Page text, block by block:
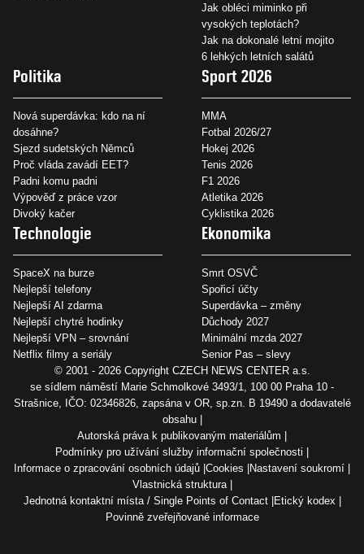
Jak obléci miminko při
vysokých teplotách?
Jak na dokonalé letní mojito
6 lehkých letních salátů
Politika
Nová superdávka: kdo na ní
dosáhne?
Sjezd sudetských Němců
Proč vláda zavádí EET?
Padni komu padni
Výpověď z práce vzor
Divoký kačer
Sport 2026
MMA
Fotbal 2026/27
Hokej 2026
Tenis 2026
F1 2026
Atletika 2026
Cyklistika 2026
Technologie
SpaceX na burze
Nejlepší telefony
Nejlepší AI zdarma
Nejlepší chytré hodinky
Nejlepší VPN – srovnání
Netflix filmy a seriály
Ekonomika
Smrt OSVČ
Spořicí účty
Superdávka – změny
Důchody 2027
Minimální mzda 2027
Senior Pas – slevy
© 2001 - 2026 Copyright CZECH NEWS CENTER a.s.
se sídlem náměstí Marie Schmolkové 3493/1, 100 00 Praha 10 -
Strašnice, IČO: 02346826, zapsána v OR, sp.zn. B 19490 a dodavatelé
obsahu
Autorská práva k publikovaným materiálům
Podmínky pro užívání služby informační společnosti
Informace o zpracování osobních údajů Cookies
Nastavení soukromí
Vlastnická struktura
Jednotná kontaktní místa / Single Points of Contact
Etický kodex
Povinně zveřejňované informace